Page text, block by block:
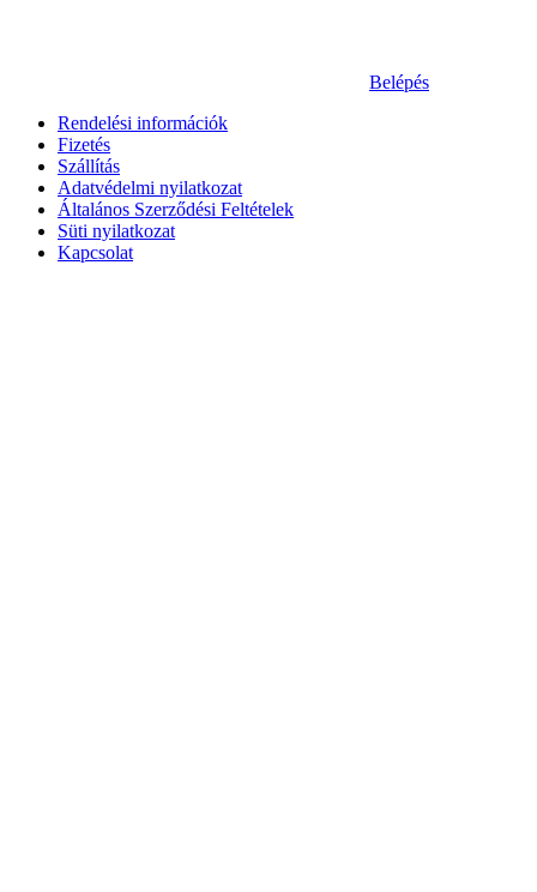
Belépés
Rendelési információk
Fizetés
Szállítás
Adatvédelmi nyilatkozat
Általános Szerződési Feltételek
Süti nyilatkozat
Kapcsolat